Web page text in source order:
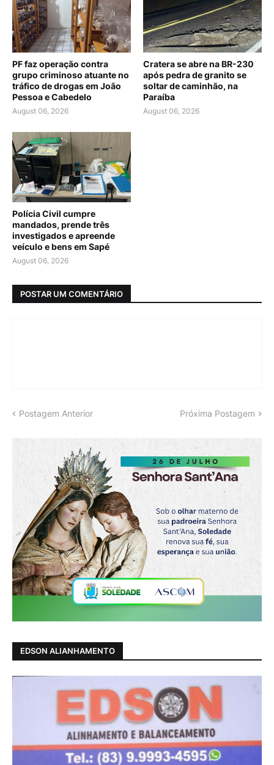
PF faz operação contra
grupo criminoso atuante no
tráfico de drogas em João
Pessoa e Cabedelo
August 06, 2026
Cratera se abre na BR-230
após pedra de granito se
soltar de caminhão, na
Paraíba
August 06, 2026
Polícia Civil cumpre
mandados, prende três
investigados e apreende
veículo e bens em Sapé
August 06, 2026
POSTAR UM COMENTÁRIO
Postagem Anterior Próxima Postagem
EDSON ALIANHAMENTO